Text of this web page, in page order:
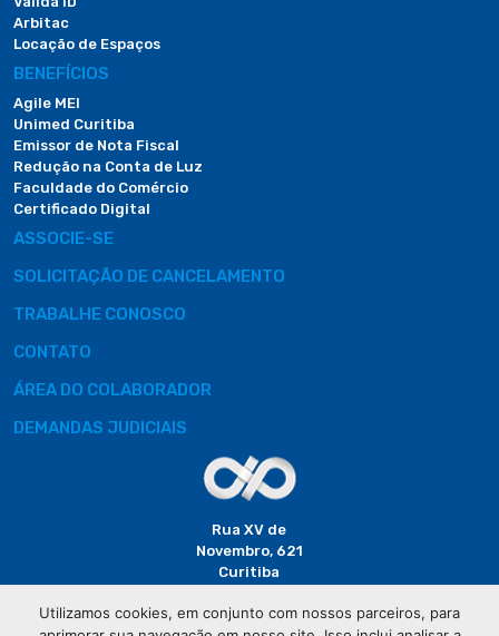
Arbitac
Locação de Espaços
BENEFÍCIOS
Agile MEI
Unimed Curitiba
Emissor de Nota Fiscal
Redução na Conta de Luz
Faculdade do Comércio
Certificado Digital
ASSOCIE-SE
SOLICITAÇÃO DE CANCELAMENTO
TRABALHE CONOSCO
CONTATO
ÁREA DO COLABORADOR
DEMANDAS JUDICIAIS
Rua XV de
Novembro, 621
Curitiba
Utilizamos cookies, em conjunto com nossos parceiros, para